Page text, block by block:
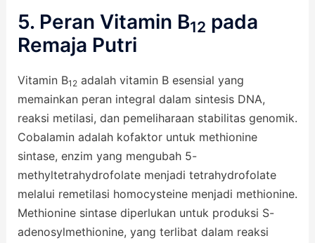
5. Peran Vitamin B12 pada
Remaja Putri
Vitamin B12adalah vitamin B esensial yang
memainkan peran integral dalam sintesis DNA,
reaksi metilasi, dan pemeliharaan stabilitas genomik.
Cobalamin adalah kofaktor untuk methionine
sintase, enzim yang mengubah 5-
methyltetrahydrofolate menjadi tetrahydrofolate
melalui remetilasi homocysteine ​​menjadi methionine.
Methionine sintase diperlukan untuk produksi S-
adenosylmethionine, yang terlibat dalam reaksi